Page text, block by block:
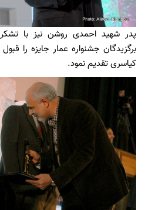
پدر شهید احمدی روشن نیز با
برگزیدگان جشنواره عمار جایزه را
کیاسری تقدیم نمود.